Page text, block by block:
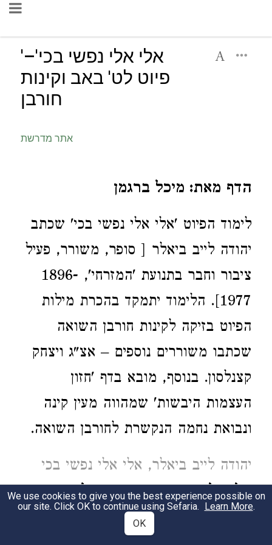
'אלי אלי נפשי בכי'–
פיוט לט' באב וקינות
חורבן
אתר מדרשת
הדף מאת: מיכל ברגמן
לימוד הפיוט 'אלי אלי נפשי בכי' שכתב
יהודה לייב ביאלר [ סופר, משורר, פעיל
ציבור וחבר בתנועת 'המזרחי', 1896-
1977]. הלימוד יתמקד בהכרת מילות
הפיוט בזיקה לקינות חורבן השואה
שכתבו משוררים נוספים – אצ"ג ויצחק
קצנלסון. בנוסף, מובא בדף 'חזון
העצמות היבשות' שמהווה מעין קינה
ונבואת נחמה הנקשרת לחורבן השואה.
יהודה לייב ביאלר, אלי אלי נפשי בכי
אֱלִי אֱלִי נַפְשִׁי בְּכִי / יהודה לייב
ביאלר, ורשה 1945
We use cookies to give you the best experience possible on
our site. Click OK to continue using Sefaria. Learn More.
OK